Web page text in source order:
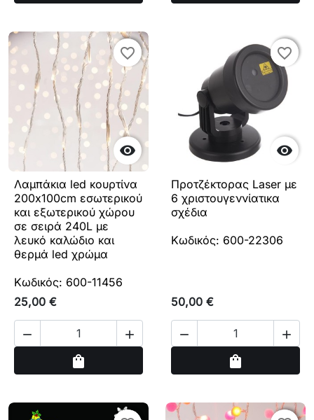

favorite_border
favorite_border
Λαμπάκια led κουρτίνα
200x100cm εσωτερικού
και εξωτερικού χώρου
σε σειρά 240L με
λευκό καλώδιο και
θερμά led χρώμα
Κωδικός: 600-11456
25,00 €
 
shopping_bag

favorite_border
favorite_border
Προτζέκτορας Laser με
6 χριστουγεννίατικα
σχέδια
Κωδικός: 600-22306
50,00 €
 
shopping_bag